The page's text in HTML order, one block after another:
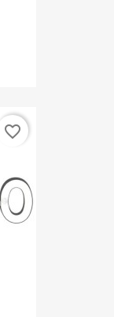
favorite_border